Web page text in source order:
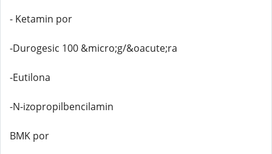
- Ketamin por
-Durogesic 100 &micro;g/&oacute;ra
-Eutilona
-N-izopropilbencilamin
BMK por